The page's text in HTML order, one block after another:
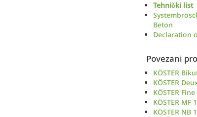
Tehnički list
Beton
Declaration
Povezani
KÖSTER
KÖSTER
KÖSTER
KÖSTER MF 1
KÖSTER NB